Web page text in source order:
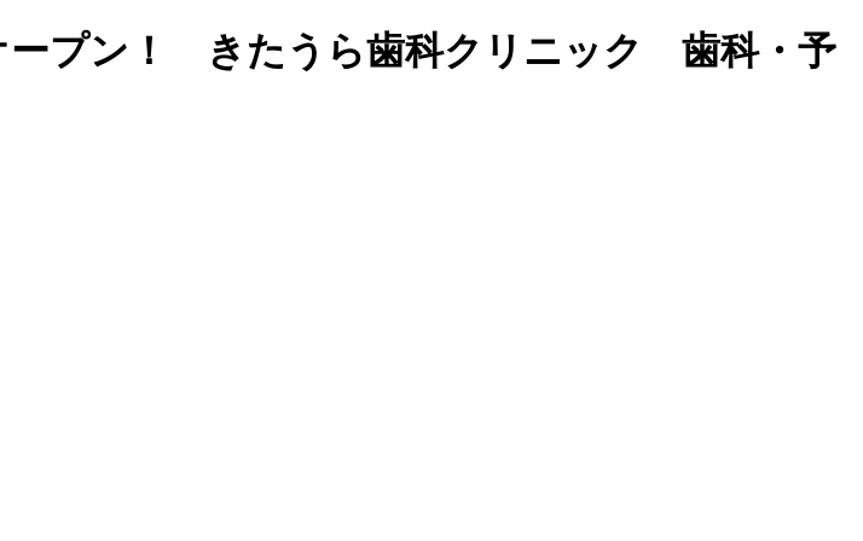
ープン！ きたうら歯科クリニック 歯科・予